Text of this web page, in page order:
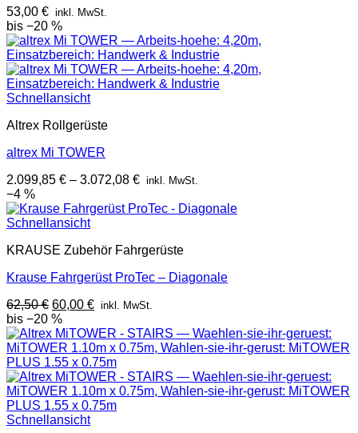
53,00 € inkl. MwSt.
bis −20 %
Schnellansicht
Altrex Rollgerüste
altrex Mi TOWER
2.099,85 € – 3.072,08 € inkl. MwSt.
−4 %
Schnellansicht
KRAUSE Zubehör Fahrgerüste
Krause Fahrgerüst ProTec – Diagonale
62,50€ Ursprünglicher
Preis
war:
62,50 €
60,00 €Aktueller
ist:
60,00 €.
inkl. MwSt.
bis −20 %
Schnellansicht